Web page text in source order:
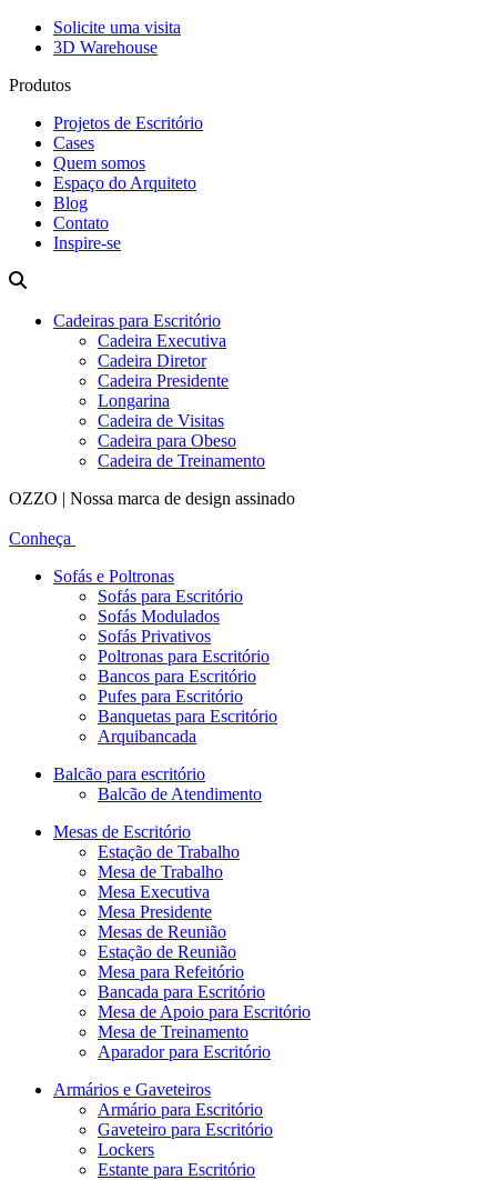
Solicite uma visita
3D Warehouse
Produtos
Projetos de Escritório
Cases
Quem somos
Espaço do Arquiteto
Blog
Contato
Inspire-se
Cadeiras para Escritório
Cadeira Executiva
Cadeira Diretor
Cadeira Presidente
Longarina
Cadeira de Visitas
Cadeira para Obeso
Cadeira de Treinamento
OZZO | Nossa marca de design assinado
Conheça
Sofás e Poltronas
Sofás para Escritório
Sofás Modulados
Sofás Privativos
Poltronas para Escritório
Bancos para Escritório
Pufes para Escritório
Banquetas para Escritório
Arquibancada
Balcão para escritório
Balcão de Atendimento
Mesas de Escritório
Estação de Trabalho
Mesa de Trabalho
Mesa Executiva
Mesa Presidente
Mesas de Reunião
Estação de Reunião
Mesa para Refeitório
Bancada para Escritório
Mesa de Apoio para Escritório
Mesa de Treinamento
Aparador para Escritório
Armários e Gaveteiros
Armário para Escritório
Gaveteiro para Escritório
Lockers
Estante para Escritório